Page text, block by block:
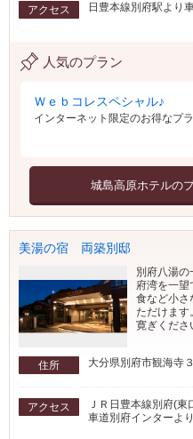
アクセス 日豊本線別府駅より
人気のプラン
Ｗｅｂコレスペシャル♪
インターネット限定のお得なプ
城島高原ホテルの
美湯の宿 両築別邸
別府八湯の
府湾を一望
食など小さ
ただけます
寛ぎくださ
住所 大分県別府市観海寺３
アクセス
ＪＲ日豊本線別府(
車道別府インターよ